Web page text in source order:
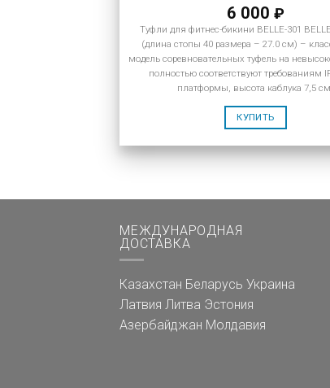
6 000 ₽
Туфли для фитнес-бикини BELLE-301
(длина стопы 40 размера – 27.0 см) –
модель соревновательных туфель на
полностью соответствуют требованиям
платформы, высота каблука 7,5
КУПИТЬ
МЕЖДУНАРОДНАЯ
ДОСТАВКА
Казахстан Беларусь Украина
Латвия Литва Эстония
Азербайджан Молдавия